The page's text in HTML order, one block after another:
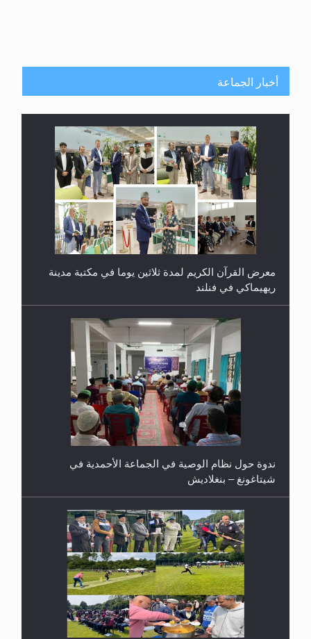
أخبار الجماعة
معرض القرآن الكريم لمدة ثلاثين يوما في مكتبة مدينة
ريهيماكي في فنلند
ندوة حول نظام الوصية في الجماعة الأحمدية في
اليوم الوطني الرياضي لمجلس أنصار الله في هولندا